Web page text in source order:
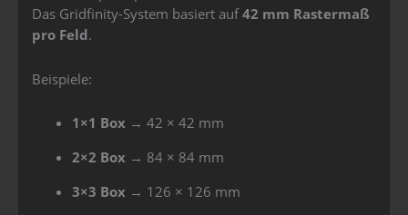
Das Gridfinity-System basiert auf42 mm Rastermaß
pro Feld.
Beispiele:
1×1 Box→ 42 × 42 mm
2×2 Box → 84 × 84 mm
3×3 Box → 126 × 126 mm